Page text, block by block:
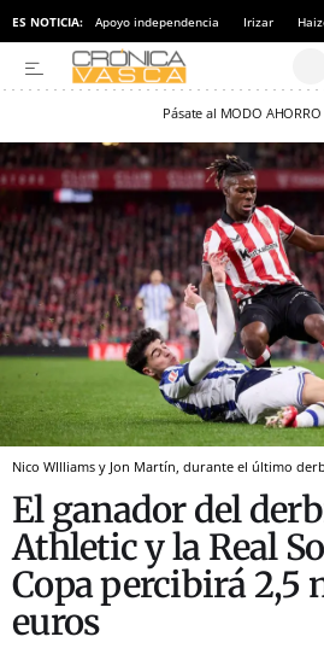
ES NOTICIA: Apoyo independencia Irizar
Pásate al MODO AHORRO
Nico WIlliams y Jon Martín, durante el último
El ganador del
Athletic y la Real
Copa percibirá 2,5
euros